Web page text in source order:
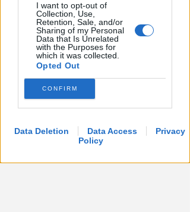
I want to opt-out of
Collection, Use,
Retention, Sale, and/or
Sharing of my Personal
Data that Is Unrelated
with the Purposes for
which it was collected.
Opted Out
CONFIRM
Data Deletion Data Access
Privacy
Policy